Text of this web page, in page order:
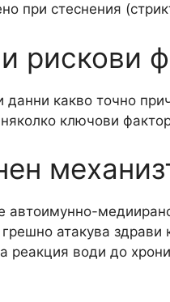
при стеснения
рискови
какво точно
ключови
автоимунно-
атакува
реакция води до